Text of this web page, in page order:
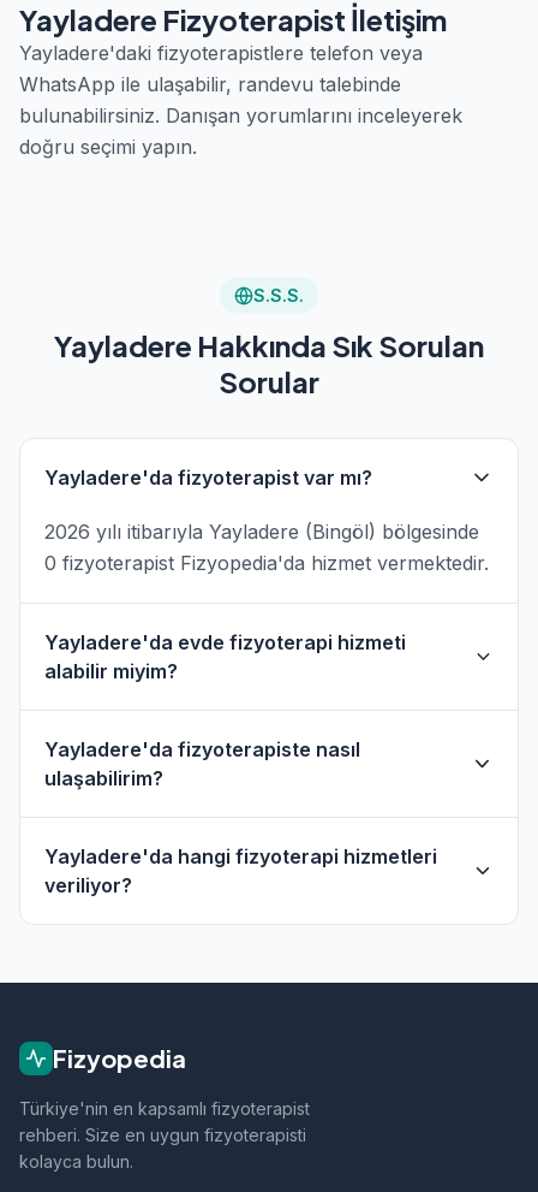
Yayladere Fizyoterapist İletişim
Yayladere'daki fizyoterapistlere telefon veya
WhatsApp ile ulaşabilir, randevu talebinde
bulunabilirsiniz. Danışan yorumlarını inceleyerek
doğru seçimi yapın.
S.S.S.
Yayladere Hakkında Sık Sorulan
Sorular
Yayladere'da fizyoterapist var mı?
2026 yılı itibarıyla Yayladere (Bingöl) bölgesinde
0 fizyoterapist Fizyopedia'da hizmet vermektedir.
Yayladere'da evde fizyoterapi hizmeti
alabilir miyim?
hizmeti sunan fizyoterapistler bulunmaktadır.
Evde hizmet filtresini kullanarak bu
fizyoterapistleri bulabilirsiniz.
Yayladere'da fizyoterapiste nasıl
ulaşabilirim?
sayfasından telefon veya WhatsApp ile
doğrudan iletişime geçebilirsiniz.
Yayladere'da hangi fizyoterapi hizmetleri
veriliyor?
Fizyopedia
Türkiye'nin en kapsamlı fizyoterapist
rehberi. Size en uygun fizyoterapisti
kolayca bulun.